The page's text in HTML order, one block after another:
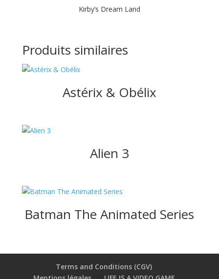
Kirby’s Dream Land
Produits similaires
Astérix & Obélix
Alien 3
Batman The Animated Series
Terms and Conditions (CGV)